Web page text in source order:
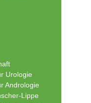
Urologie
Andrologie
Lippe